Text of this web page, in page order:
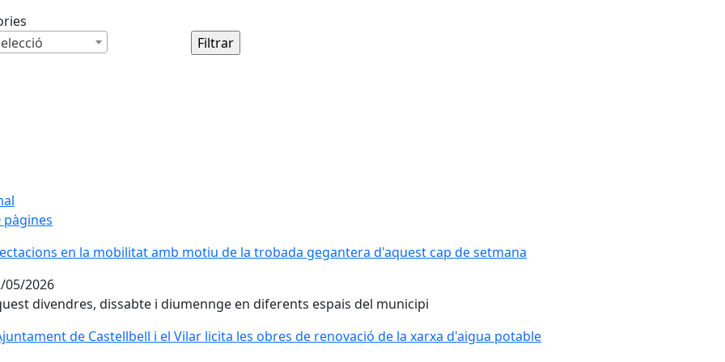
pàgines
en la mobilitat amb motiu de la trobada gegantera d'aquest cap de setmana
05/2026
divendres, dissabte i diumennge en diferents espais del municipi
de Castellbell i el Vilar licita les obres de renovació de la xarxa d'aigua potable
de Castellbell i el Vilar licita les obres de renovació de la xarxa d'aigua potable